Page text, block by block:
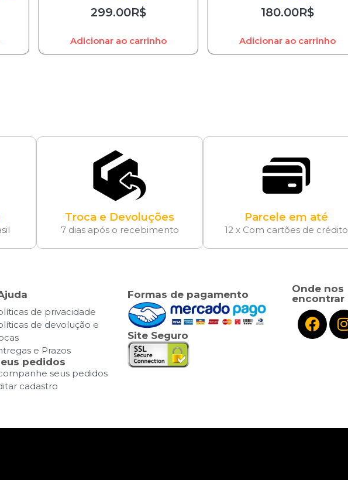
299.00R$
Adicionar ao carrinho
180.00R$
Adicionar ao carrinho
Troca e Devoluções
7 dias após o recebimento
Parcele em até
12 x Com cartões de crédito
de privacidade
de devolução e
e Prazos
pedidos
seus pedidos
cadastro
Formas de pagamento
Site Seguro
Onde nos
encontrar